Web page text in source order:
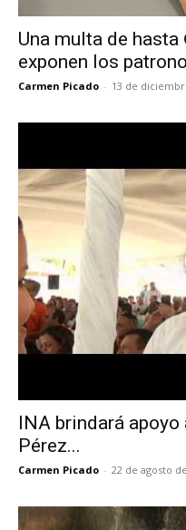
Una multa de
exponen los
Carmen Picado - 13 de
INA brindará apoyo
Pérez...
Carmen Picado - 22 de agosto